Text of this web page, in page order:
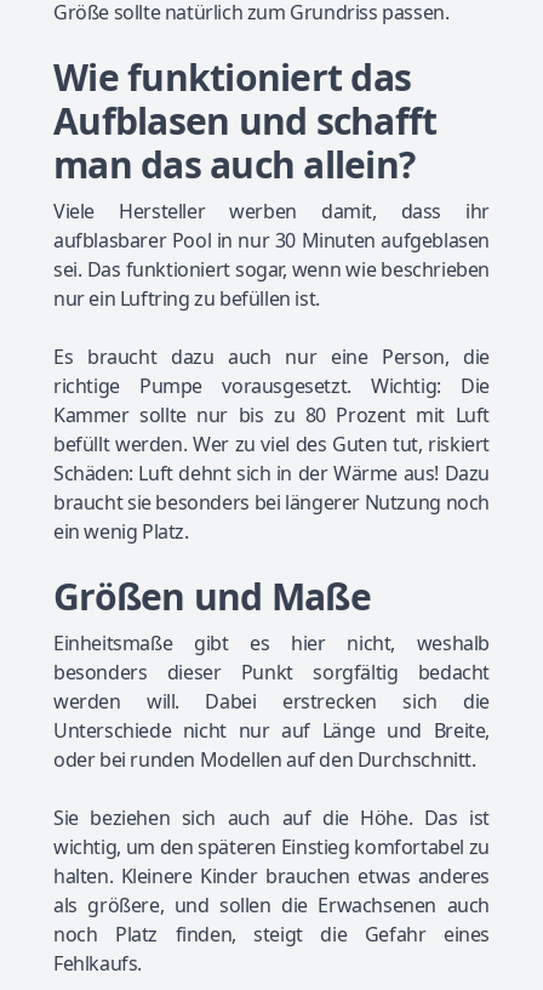
Größe sollte natürlich zum Grundriss passen.
Wie funktioniert das
Aufblasen und schafft
man das auch allein?
Viele Hersteller werben damit, dass ihr
aufblasbarer Pool in nur 30 Minuten aufgeblasen
sei. Das funktioniert sogar, wenn wie beschrieben
nur ein Luftring zu befüllen ist.
Es braucht dazu auch nur eine Person, die
richtige Pumpe vorausgesetzt. Wichtig: Die
Kammer sollte nur bis zu 80 Prozent mit Luft
befüllt werden. Wer zu viel des Guten tut, riskiert
Schäden: Luft dehnt sich in der Wärme aus! Dazu
braucht sie besonders bei längerer Nutzung noch
ein wenig Platz.
Größen und Maße
Einheitsmaße gibt es hier nicht, weshalb
besonders dieser Punkt sorgfältig bedacht
werden will. Dabei erstrecken sich die
Unterschiede nicht nur auf Länge und Breite,
oder bei runden Modellen auf den Durchschnitt.
Sie beziehen sich auch auf die Höhe. Das ist
wichtig, um den späteren Einstieg komfortabel zu
halten. Kleinere Kinder brauchen etwas anderes
als größere, und sollen die Erwachsenen auch
noch Platz finden, steigt die Gefahr eines
Fehlkaufs.